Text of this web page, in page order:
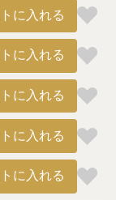
に入れる
に入れる
に入れる
に入れる
に入れる